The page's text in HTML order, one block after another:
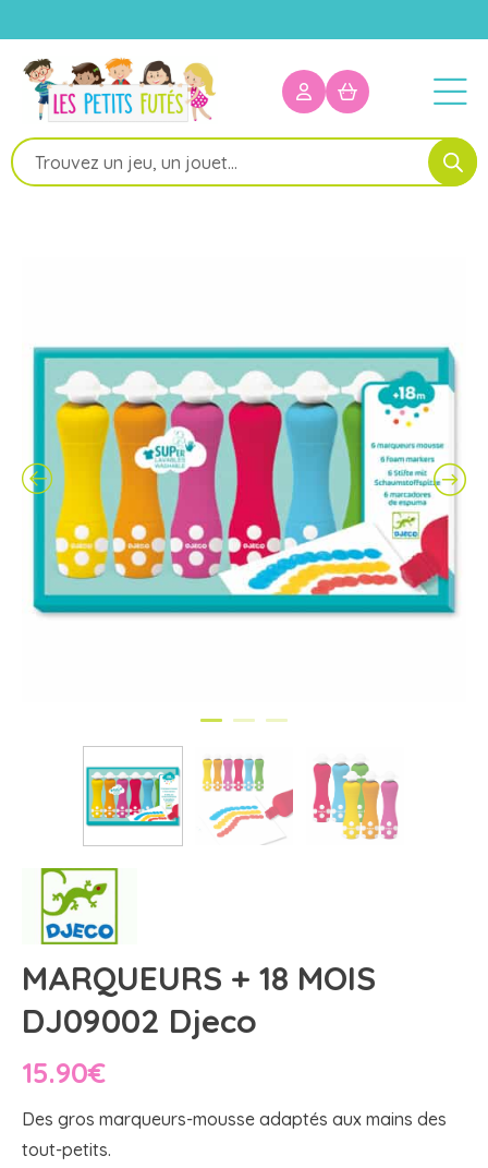
Recherche
de
produits
MARQUEURS + 18 MOIS
DJ09002 Djeco
15.90€
Des gros marqueurs-mousse adaptés aux mains des
tout-petits.